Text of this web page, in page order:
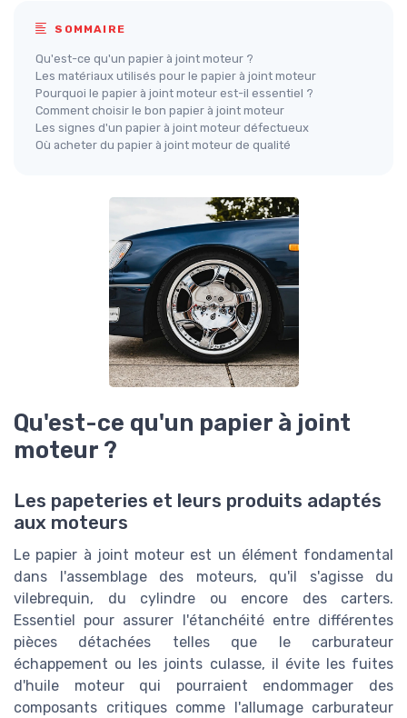
SOMMAIRE
Qu'est-ce qu'un papier à joint moteur ?
Les matériaux utilisés pour le papier à joint moteur
Pourquoi le papier à joint moteur est-il essentiel ?
Comment choisir le bon papier à joint moteur
Les signes d'un papier à joint moteur défectueux
Où acheter du papier à joint moteur de qualité
Qu'est-ce qu'un papier à joint
moteur ?
Les papeteries et leurs produits adaptés
aux moteurs
Le papier à joint moteur est un élément fondamental
dans l'assemblage des moteurs, qu'il s'agisse du
vilebrequin, du cylindre ou encore des carters.
Essentiel pour assurer l'étanchéité entre différentes
pièces détachées telles que le carburateur
échappement ou les joints culasse, il évite les fuites
d'huile moteur qui pourraient endommager des
composants critiques comme l'allumage carburateur